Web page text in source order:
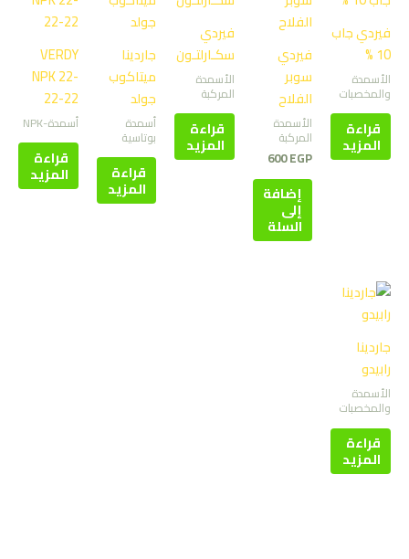
فيردي جاب
10 %
الأسمدة
والمخصبات
قراءة
المزيد
فيردي
سوبر
الفلاح
الأسمدة
المركبة
600EGP
إضافة
إلى
السلة
فيردي
سكـارلتـون
الأسمدة
المركبة
قراءة
المزيد
جاردينا
ميتاكوب
جولد
أسمدة
بوتاسية
قراءة
المزيد
VERDY
NPK 22-
22-22
أسمدة-NPK
قراءة
المزيد
جاردينا
رابيدو
الأسمدة
والمخصبات
قراءة
المزيد